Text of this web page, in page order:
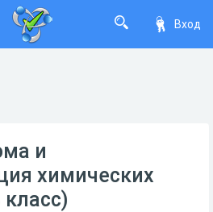
Вход
и
химических